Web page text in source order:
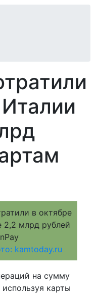
kamtoday.ru
на сумму
карты